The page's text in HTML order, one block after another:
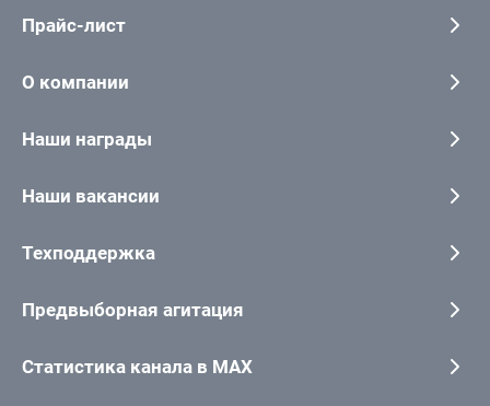
Прайс-лист
О компании
Наши награды
Наши вакансии
Техподдержка
Предвыборная агитация
Статистика канала в MAX